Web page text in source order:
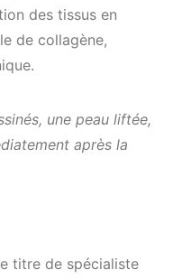
des tissus en
de collagène,
une peau liftée,
après la
titre de spécialiste